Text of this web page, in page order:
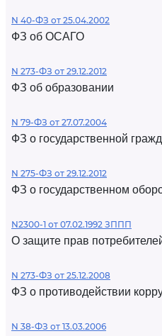
N 40-ФЗ от 25.04.2002
ФЗ об ОСАГО
N 273-ФЗ от 29.12.2012
ФЗ об образовании
N 79-ФЗ от 27.07.2004
ФЗ о государственной
N 275-ФЗ от 29.12.2012
ФЗ о государственном
N2300-1 от 07.02.1992 ЗППП
О защите прав
N 273-ФЗ от 25.12.2008
ФЗ о противодействии
N 38-ФЗ от 13.03.2006